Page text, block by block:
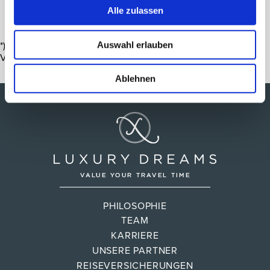
Alle zulassen
Auswahl erlauben
Ablehnen
*) Die angebotenen Preise/Zimmerkategorien gelten je nach
Verfügbarkeit.
PHILOSOPHIE
TEAM
KARRIERE
UNSERE PARTNER
REISEVERSICHERUNGEN